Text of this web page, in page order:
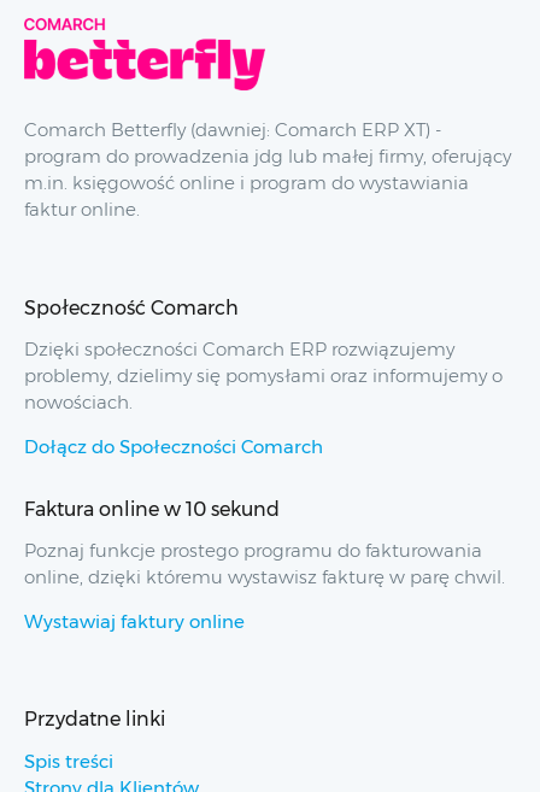
Comarch Betterfly (dawniej: Comarch ERP XT) -
program do prowadzenia jdg lub małej firmy, oferujący
m.in. księgowość online i program do wystawiania
faktur online.
Społeczność Comarch
Dzięki społeczności Comarch ERP rozwiązujemy
problemy, dzielimy się pomysłami oraz informujemy o
nowościach.
Dołącz do Społeczności Comarch
Faktura online w 10 sekund
Poznaj funkcje prostego programu do fakturowania
online, dzięki któremu wystawisz fakturę w parę chwil.
Wystawiaj faktury online
Przydatne linki
Spis treści
Strony dla Klientów